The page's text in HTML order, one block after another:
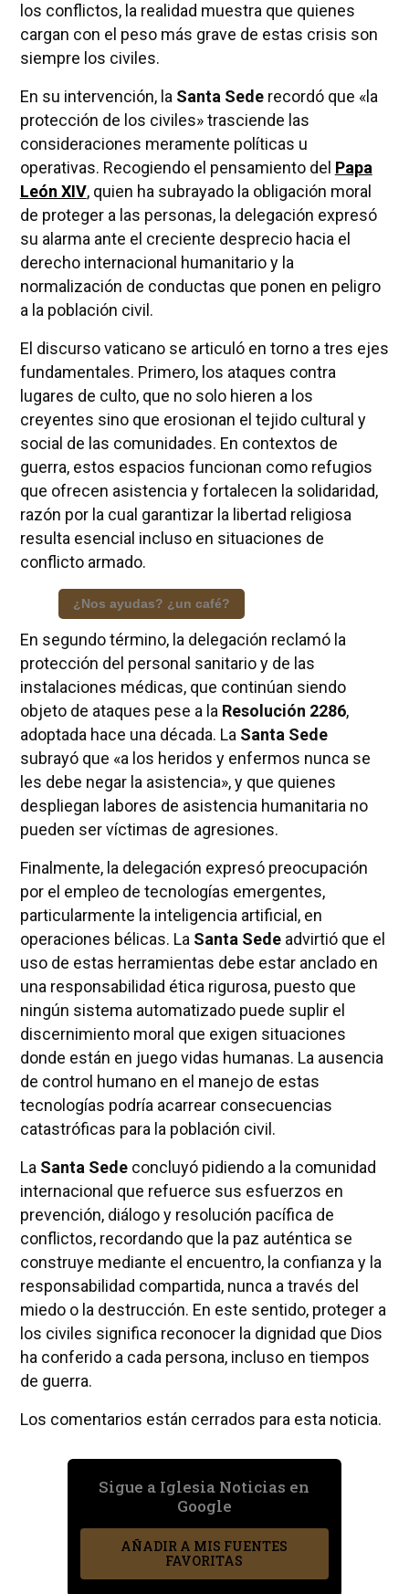
los conflictos, la realidad muestra que quienes
cargan con el peso más grave de estas crisis son
siempre los civiles.
En su intervención, la Santa Sederecordó que «la
protección de los civiles» trasciende las
consideraciones meramente políticas u
operativas. Recogiendo el pensamiento del Papa
León XIV, quien ha subrayado la obligación moral
de proteger a las personas, la delegación expresó
su alarma ante el creciente desprecio hacia el
derecho internacional humanitario y la
normalización de conductas que ponen en peligro
a la población civil.
El discurso vaticano se articuló en torno a tres ejes
fundamentales. Primero, los ataques contra
lugares de culto, que no solo hieren a los
creyentes sino que erosionan el tejido cultural y
social de las comunidades. En contextos de
guerra, estos espacios funcionan como refugios
que ofrecen asistencia y fortalecen la solidaridad,
razón por la cual garantizar la libertad religiosa
resulta esencial incluso en situaciones de
conflicto armado.
¿Nos ayudas? ¿un café?
En segundo término, la delegación reclamó la
protección del personal sanitario y de las
instalaciones médicas, que continúan siendo
objeto de ataques pese a la Resolución 2286,
adoptada hace una década. La Santa Sede
subrayó que «a los heridos y enfermos nunca se
les debe negar la asistencia», y que quienes
despliegan labores de asistencia humanitaria no
pueden ser víctimas de agresiones.
Finalmente, la delegación expresó preocupación
por el empleo de tecnologías emergentes,
particularmente la inteligencia artificial, en
operaciones bélicas. La Santa Sedeadvirtió que el
uso de estas herramientas debe estar anclado en
una responsabilidad ética rigurosa, puesto que
ningún sistema automatizado puede suplir el
discernimiento moral que exigen situaciones
donde están en juego vidas humanas. La ausencia
de control humano en el manejo de estas
tecnologías podría acarrear consecuencias
catastróficas para la población civil.
La Santa Sedeconcluyó pidiendo a la comunidad
internacional que refuerce sus esfuerzos en
prevención, diálogo y resolución pacífica de
conflictos, recordando que la paz auténtica se
construye mediante el encuentro, la confianza y la
responsabilidad compartida, nunca a través del
miedo o la destrucción. En este sentido, proteger a
los civiles significa reconocer la dignidad que Dios
ha conferido a cada persona, incluso en tiempos
de guerra.
Los comentarios están cerrados para esta noticia.
Sigue a Iglesia Noticias en
Google
AÑADIR A MIS FUENTES
FAVORITAS